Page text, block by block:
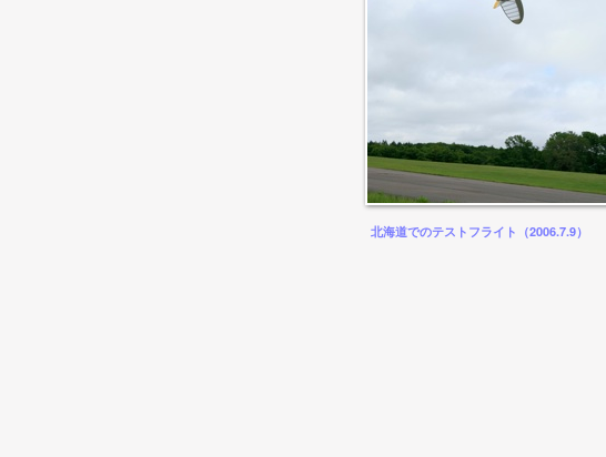
北海道でのテストフライト（2006.7.9）